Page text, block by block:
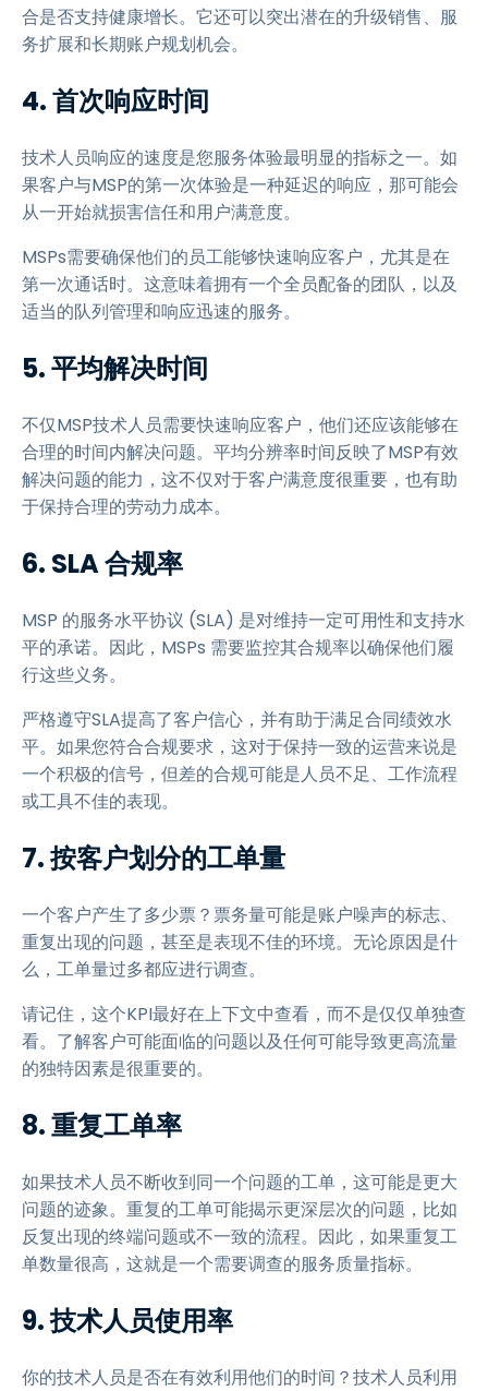
合是否支持健康增长。它还可以突出潜在的升级销售、服
务扩展和长期账户规划机会。
4. 首次响应时间
技术人员响应的速度是您服务体验最明显的指标之一。如
果客户与MSP的第一次体验是一种延迟的响应，那可能会
从一开始就损害信任和用户满意度。
MSPs需要确保他们的员工能够快速响应客户，尤其是在
第一次通话时。这意味着拥有一个全员配备的团队，以及
适当的队列管理和响应迅速的服务。
5. 平均解决时间
不仅MSP技术人员需要快速响应客户，他们还应该能够在
合理的时间内解决问题。平均分辨率时间反映了MSP有效
解决问题的能力，这不仅对于客户满意度很重要，也有助
于保持合理的劳动力成本。
6. SLA 合规率
MSP 的服务水平协议 (SLA) 是对维持一定可用性和支持水
平的承诺。因此，MSPs 需要监控其合规率以确保他们履
行这些义务。
严格遵守SLA提高了客户信心，并有助于满足合同绩效水
平。如果您符合合规要求，这对于保持一致的运营来说是
一个积极的信号，但差的合规可能是人员不足、工作流程
或工具不佳的表现。
7. 按客户划分的工单量
一个客户产生了多少票？票务量可能是账户噪声的标志、
重复出现的问题，甚至是表现不佳的环境。无论原因是什
么，工单量过多都应进行调查。
请记住，这个KPI最好在上下文中查看，而不是仅仅单独查
看。了解客户可能面临的问题以及任何可能导致更高流量
的独特因素是很重要的。
8. 重复工单率
如果技术人员不断收到同一个问题的工单，这可能是更大
问题的迹象。重复的工单可能揭示更深层次的问题，比如
反复出现的终端问题或不一致的流程。因此，如果重复工
单数量很高，这就是一个需要调查的服务质量指标。
9. 技术人员使用率
你的技术人员是否在有效利用他们的时间？技术人员利用